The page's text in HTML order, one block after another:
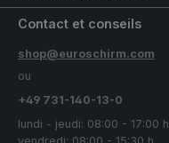
Contact et conseils
shop@euroschirm.com
ou
+49 731-140-13-0
lundi - jeudi: 08:00 - 17:00 h